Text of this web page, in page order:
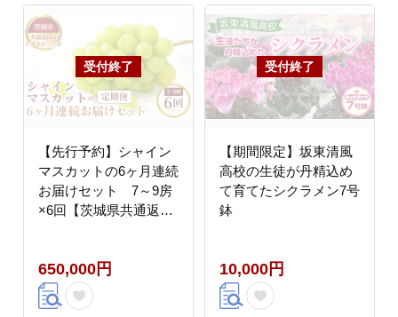
【先行予約】シャイン
マスカットの6ヶ月連続
お届けセット 7～9房
×6回【茨城県共通返礼
650,000円
【期間限定】坂東清風
高校の生徒が丹精込め
て育てたシクラメン7号
鉢
10,000円